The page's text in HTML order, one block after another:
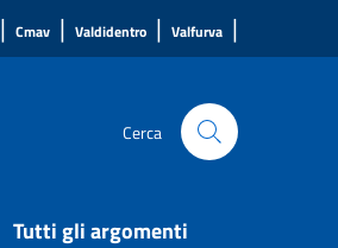
| Cmav | Valdidentro | Valfurva |
Cerca
Tutti gli argomenti